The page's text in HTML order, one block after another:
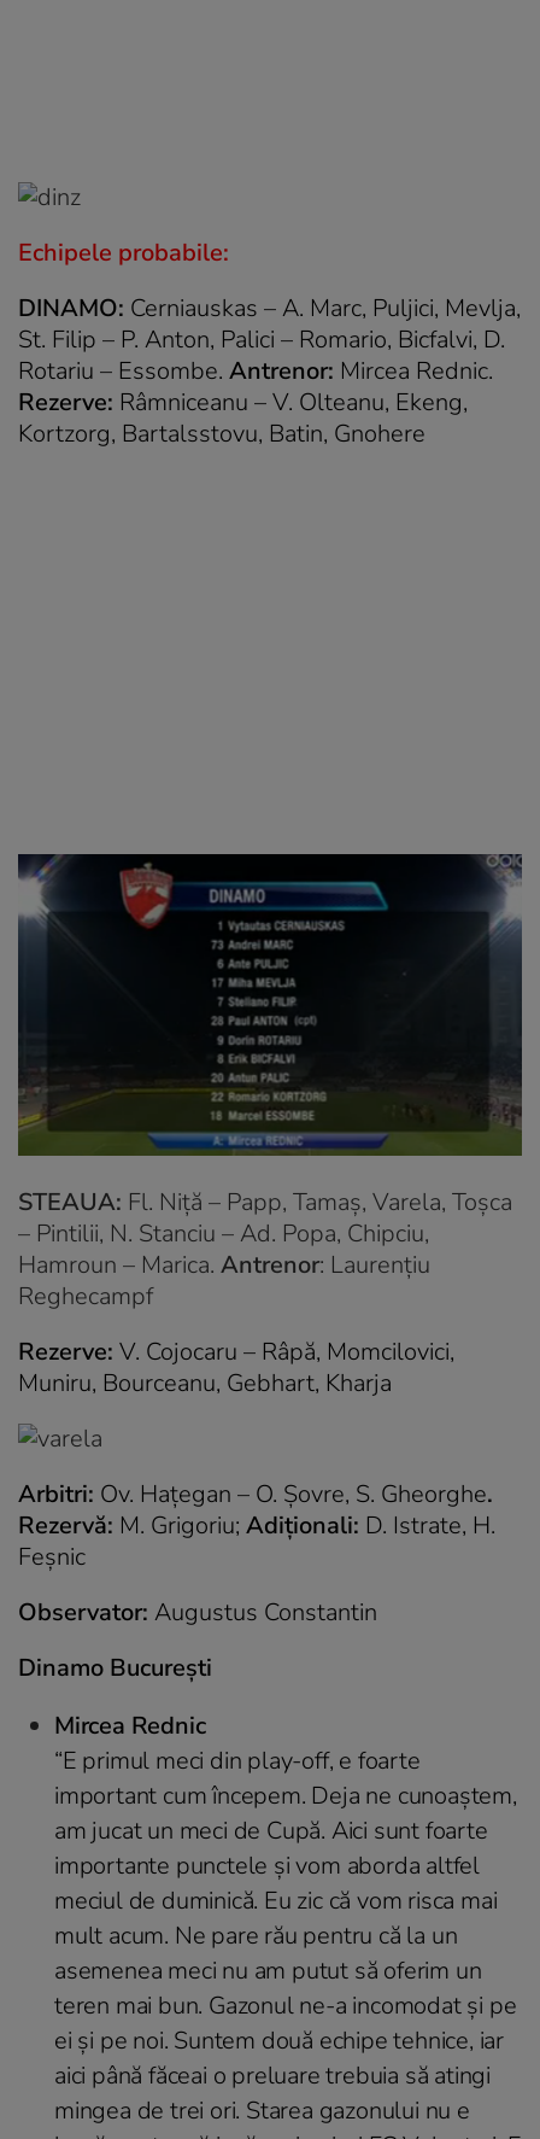
Echipele probabile:
DINAMO: Cerniauskas – A. Marc, Puljici, Mevlja,
St. Filip – P. Anton, Palici – Romario, Bicfalvi, D.
Rotariu – Essombe. Antrenor: Mircea Rednic.
Rezerve: Râmniceanu – V. Olteanu, Ekeng,
Kortzorg, Bartalsstovu, Batin, Gnohere
STEAUA: Fl. Niță – Papp, Tamaș, Varela, Toșca
– Pintilii, N. Stanciu – Ad. Popa, Chipciu,
Hamroun – Marica. Antrenor: Laurențiu
Reghecampf
Rezerve: V. Cojocaru – Râpă, Momcilovici,
Muniru, Bourceanu, Gebhart, Kharja
Arbitri: Ov. Hațegan – O. Șovre, S. Gheorghe.
Rezervă: M. Grigoriu; Adiționali: D. Istrate, H.
Feșnic
Observator: Augustus Constantin
Dinamo Bucureşti
Mircea Rednic
“E primul meci din play-off, e foarte
important cum începem. Deja ne cunoaştem,
am jucat un meci de Cupă. Aici sunt foarte
importante punctele şi vom aborda altfel
meciul de duminică. Eu zic că vom risca mai
mult acum. Ne pare rău pentru că la un
asemenea meci nu am putut să oferim un
teren mai bun. Gazonul ne-a incomodat și pe
ei și pe noi. Suntem două echipe tehnice, iar
aici până făceai o preluare trebuia să atingi
mingea de trei ori. Starea gazonului nu e